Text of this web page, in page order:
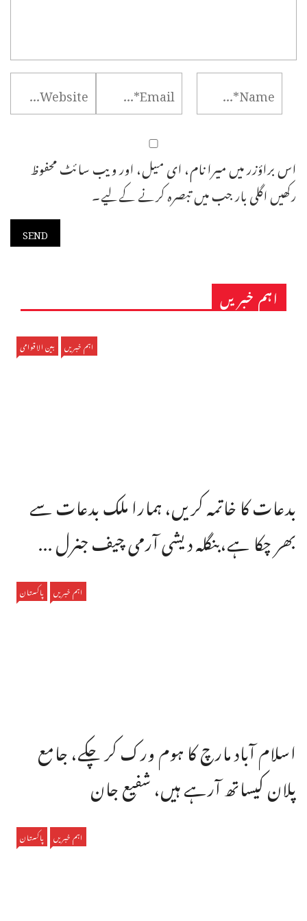
اس براؤزر میں میرا نام، ای میل، اور ویب سائٹ محفوظ
رکھیں اگلی بار جب میں تبصرہ کرنے کےلیے۔
اہم خبریں
اہم خبریں بین الاقوامی
بدعات کا خاتمہ کریں، ہمارا ملک بدعات سے
بھر چکا ہے،بنگله دیشی آرمی چیف جنرل ...
اہم خبریں پاکستان
اسلام آباد مارچ کا ہوم ورک کر چکے، جامع
پلان کیساتھ آرہے ہیں، شفیع جان
اہم خبریں پاکستان